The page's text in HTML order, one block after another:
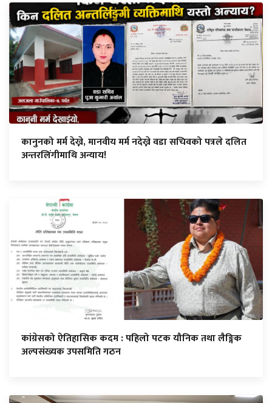
कानुनको मर्म देख्ने, मानवीय मर्म नदेख्ने वडा सचिवको पत्रले दलित
अन्तरलिंगीमाथि अन्याय!
कांग्रेसको ऐतिहासिक कदम : पहिलो पटक यौनिक तथा लैङ्गिक
अल्पसंख्यक उपसमिति गठन